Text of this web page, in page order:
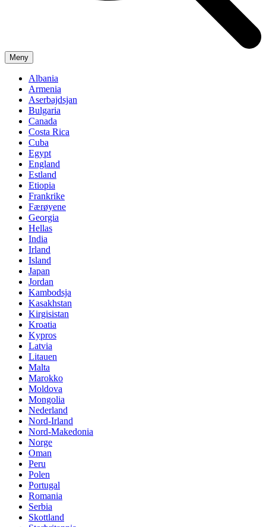
Meny
Albania
Armenia
Aserbajdsjan
Bulgaria
Canada
Costa Rica
Cuba
Egypt
England
Estland
Etiopia
Frankrike
Færøyene
Georgia
Hellas
India
Irland
Island
Japan
Jordan
Kambodsja
Kasakhstan
Kirgisistan
Kroatia
Kypros
Latvia
Litauen
Malta
Marokko
Moldova
Mongolia
Nederland
Nord-Irland
Nord-Makedonia
Norge
Oman
Peru
Polen
Portugal
Romania
Serbia
Skottland